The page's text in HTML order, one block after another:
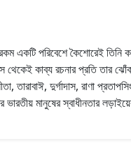
একটি পরিবেশে কৈশোরেই তিনি
থেকেই কাব্য রচনার প্রতি তার
দুর্গাদাস, রাণা
মানুষের স্বাধীনতার লড়াইয়ের